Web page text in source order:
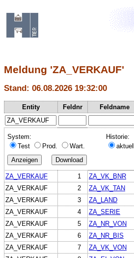
Meldung 'ZA_VERKAUF'
Stand: 06.08.2026 19:32:00
Entity Feldnr Feldname
System:
Test
Prod. Wart.
Historie:
aktuell
ZA_VERKAUF 1 ZA_VK_BNR
ZA_VERKAUF
2 ZA_VK_TAN
ZA_VERKAUF
3 ZA_LAND
ZA_VERKAUF
4 ZA_SERIE
ZA_VERKAUF
5 ZA_NR_VON
ZA_VERKAUF
6 ZA_NR_BIS
ZA_VERKAUF
7 ZA_VK_VON